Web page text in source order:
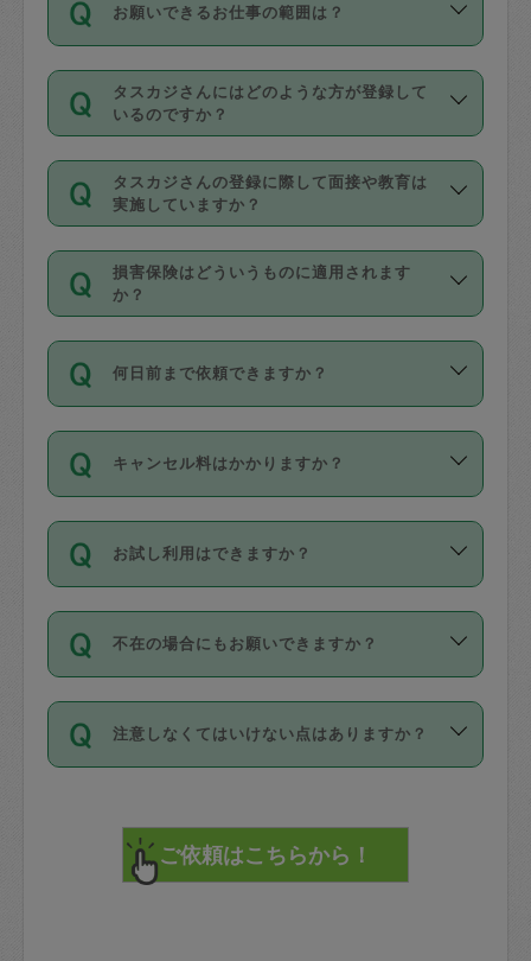
銀行振込や現金払いも対応していませ
なお、タスカジさんの交通費も、依頼料
金のご請求と合わせてお支払いとなりま
動計算で表示されます。
（例：毎週定期の場合は３回以上のキャ
ンセルが有償（1200円、隔週定期の場合
は２回以上のキャンセルが有償（1200
たり３時間です。
・ＡＭ ９時～１２時
・ＰＭ １３時～１６時
・夜 １８時～２１時
開始時間を２時間前後変更することが可
能です。依頼送信後、個別にタスカジさ
んにメッセージを送り調整してくださ
い。ただし、２時間を越えての調整はで
時間も被らない場合、損害保険の対象外
お願いできるお仕事の範囲は？
掃除、整理収納、洗濯、買い物、料理、
作り置きです。タスカジさんによってで
きる仕事の範囲が異なりますので、依頼
する前にタスカジさんのプロフィールで
確認してください。
基本的に、高所での作業や危険作業、屋
外での作業は対象外です。
タスカジさんにはどのような方が登録して
いるのですか？
主婦として長年の家事経験をお持ちの
方、栄養士・調理師といった資格者で保
育園や学校の給食やレストランで料理関
係の専門職に従事されていた方、日本で
すでにハウスキーパーや英語の先生とし
てお仕事をしているフィリピン出身の
社員など様々なバックグラウンドの方が
登録しています。
日本語も話せる方など様々です。
ールに記載していますので、各自の得意
を依頼してください。
タスカジさんの登録に際して面接や教育は
実施していますか？
応募の際に、各自事務局との面接と説明
を行っています。その後、身分証明書の
写真提出をしていただいています。外国
確認しています。タスカジさんトレーニ
ング動画を使ったセルフトレーニングの
現場トライアルを受け、合格したタスカ
ジさんが活動されています。
※テストセンターの講評は１件目のレビュ
参考
【詳細】タスカジさんの登録に際
損害保険はどういうものに適用されます
か？
依頼者とタスカジさんとの間でタスカジ
を通して成立した作業時間内での作業に
適用されます。作業範囲は、掃除、洗
です。作業中に物を壊したり、人にけが
をさせたりした場合が対象で、補償金額
す。
写真を撮り、
詳細FAQ：
損害賠償保険について教えて
何日前まで依頼できますか？
ご依頼は、現在を起点に3日後（72時間
以降）の日時から受付可能となっていま
す。
タスカジさんへ「募集」をかけることが
可能です。
キャンセル料はかかりますか？
キャンセル料には、以下の2種類がありま
す。
1. 直前キャンセル（定期、スポット契約
共通）
72時間を超える※と、以下のキャンセル
料が発生します。
直前キャンセル料：
72時間前〜24時間前＝依頼料金の50%
お試し利用はできますか？
「お試し利用」というメニューはありま
せんが、「一回のみ」依頼を活用するこ
とによって、気に入ったタスカジさんを
まず、条件の合う気になるタスカジさ
みてください。
その後、一番気に入ったタスカジさんに
不在の場合にもお願いできますか？
不在の場合の作業はタスカジさんの同意
が必要です。数回の依頼ののち、タスカ
ジさんと依頼者の間で十分な信頼関係が
てください。
不在時に部屋に入るためにタスカジさん
注意しなくてはいけない点はありますか？
で、必ず鍵のかかるロッカーや金庫に入
れて依頼者の責任の元管理するよう心掛
けてください。